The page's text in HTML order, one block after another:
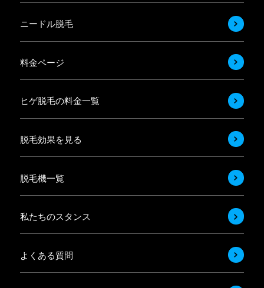
ニードル脱毛
料金ページ
ヒゲ脱毛の料金一覧
脱毛効果を見る
脱毛機一覧
私たちのスタンス
よくある質問